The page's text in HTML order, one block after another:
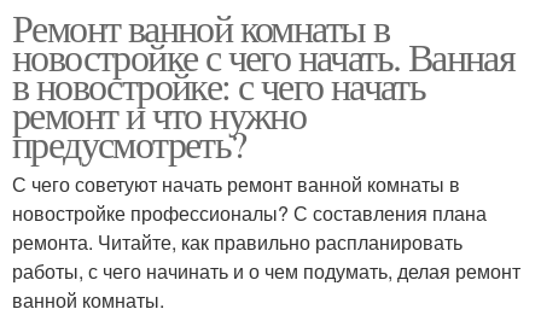
Ванные комнаты Комнаты в хрущевке
Комнаты под ключ
Ремонт ванной комнаты в
новостройке с чего начать. Ванная
в новостройке: с чего начать
ремонт и что нужно
предусмотреть?
С чего советуют начать ремонт ванной комнаты в
новостройке профессионалы? С составления плана
ремонта. Читайте, как правильно распланировать
работы, с чего начинать и о чем подумать, делая ремонт
ванной комнаты.